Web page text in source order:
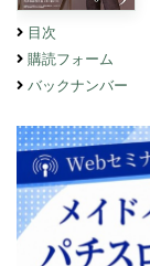
目次
購読フォーム
バックナンバー